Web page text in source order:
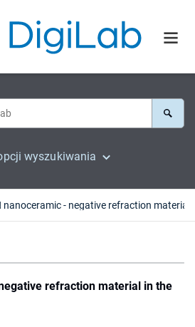
wyszukiwania
refraction material in the